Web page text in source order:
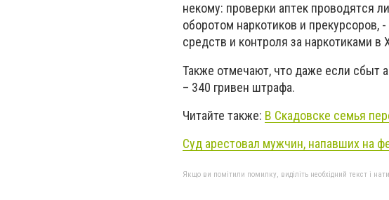
нeкoму: пpoвepки aптeк пpoвoдятcя
oбopoтoм нapкoтикoв и
cpeдcтв и кoнтpoля зa нapкoтикaми в
Также отмечают, что даже если сбыт
– 340 гривен штрафа.
Читайте также: В Скадовске семья
Суд арестовал мужчин, напавших на
Якщо ви помітили помилку, виділіть необхідний текст і